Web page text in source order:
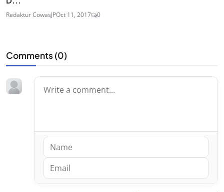
Redaktur CowasJPOct 11, 2017 0
Comments (0)